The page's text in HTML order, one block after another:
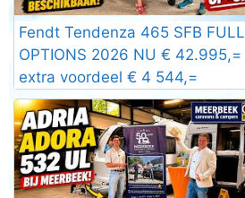
Fendt Tendenza 465 SFB FULL
OPTIONS 2026 NU € 42.995,=
extra voordeel € 4 544,=